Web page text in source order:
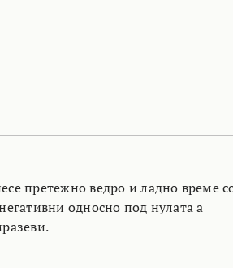
претежно ведро и ладно време
односно под нулата а